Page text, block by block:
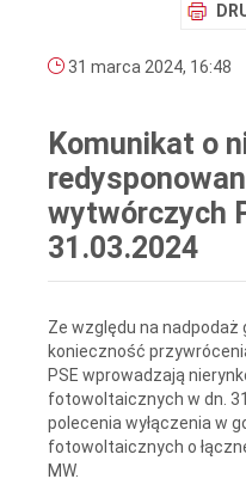
31 marca 2024, 16:48
Komunikat o
wytwórczych
31.03.2024
Ze względu na nadpodaż
konieczność
PSE wprowadzają
fotowoltaicznych w dn.
polecenia wyłączenia w
fotowoltaicznych o
MW.